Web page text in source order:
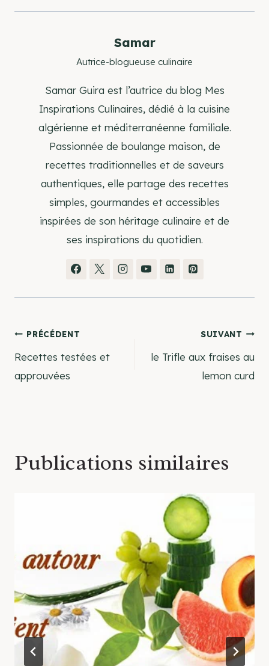
Samar
Autrice-blogueuse culinaire
Samar Guira est l’autrice du blog Mes
Inspirations Culinaires, dédié à la cuisine
algérienne et méditerranéenne familiale.
Passionnée de boulange maison, de
recettes traditionnelles et de saveurs
authentiques, elle partage des recettes
simples, gourmandes et accessibles
inspirées de son héritage culinaire et de
ses inspirations du quotidien.
Navigation
de
PRÉCÉDENT
Recettes testées et
approuvées
SUIVANT
le Trifle aux fraises au
lemon curd
Publications similaires